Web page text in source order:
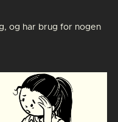
og har brug for nogen